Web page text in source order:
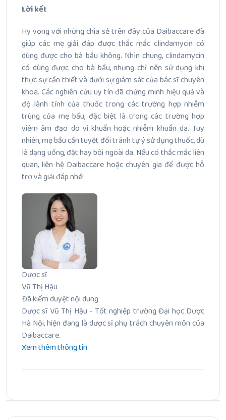
Lời kết
Hy vọng với những chia sẻ trên đây của Daibaccare đã
giúp các mẹ giải đáp được thắc mắc clindamycin có
dùng được cho bà bầu không. Nhìn chung, clindamycin
có dùng được cho bà bầu, nhưng chỉ nên sử dụng khi
thực sự cần thiết và dưới sự giám sát của bác sĩ chuyên
khoa. Các nghiên cứu uy tín đã chứng minh hiệu quả và
độ lành tính của thuốc trong các trường hợp nhiễm
trùng của mẹ bầu, đặc biệt là trong các trường hợp
viêm âm đạo do vi khuẩn hoặc nhiễm khuẩn da. Tuy
nhiên, mẹ bầu cần tuyệt đối tránh tự ý sử dụng thuốc, dù
là dạng uống, đặt hay bôi ngoài da. Nếu có thắc mắc liên
quan, liên hệ Daibaccare hoặc chuyên gia để được hỗ
trợ và giải đáp nhé!
Dược sĩ
Vũ Thị Hậu
Đã kiểm duyệt nội dung
Dược sĩ Vũ Thị Hậu - Tốt nghiệp trường Đại học Dược
Hà Nội, hiện đang là dược sĩ phụ trách chuyên môn của
Daibaccare.
Xem thêm thông tin